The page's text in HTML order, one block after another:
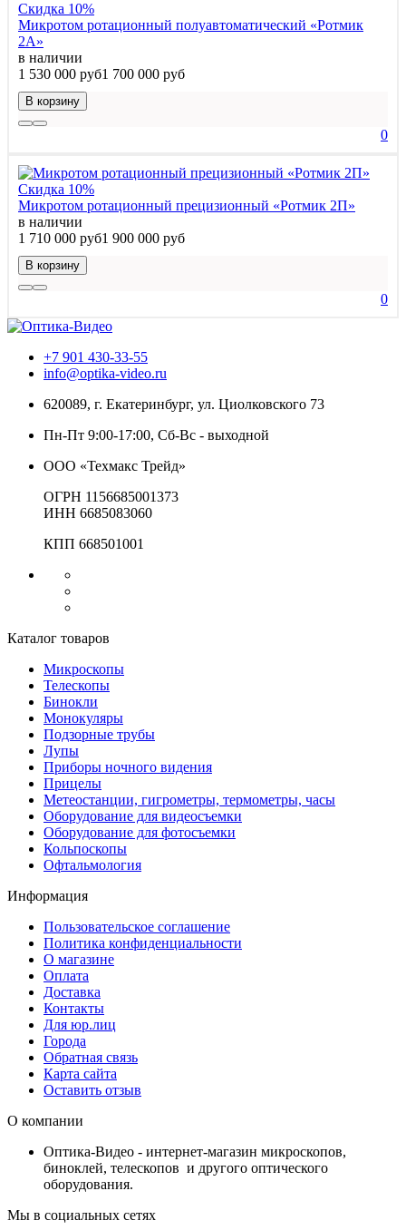
Скидка 10%
Микротом ротационный полуавтоматический «Ротмик
2А»
в наличии
1 530 000 руб1 700 000 руб
В корзину
0
Скидка 10%
Микротом ротационный прецизионный «Ротмик 2П»
в наличии
1 710 000 руб1 900 000 руб
В корзину
0
+7 901 430-33-55
info@optika-video.ru
620089, г. Екатеринбург, ул. Циолковского 73
Пн-Пт 9:00-17:00, Сб-Вс - выходной
ООО «Техмакс Трейд»
ОГРН 1156685001373
ИНН 6685083060
КПП 668501001
Каталог товаров
Микроскопы
Телескопы
Бинокли
Монокуляры
Подзорные трубы
Лупы
Приборы ночного видения
Прицелы
Метеостанции, гигрометры, термометры, часы
Оборудование для видеосъемки
Оборудование для фотосъемки
Кольпоскопы
Офтальмология
Информация
Пользовательское соглашение
Политика конфиденциальности
О магазине
Оплата
Доставка
Контакты
Для юр.лиц
Города
Обратная связь
Карта сайта
Оставить отзыв
О компании
Оптика-Видео - интернет-магазин микроскопов,
биноклей, телескопов и другого оптического
оборудования.
Мы в социальных сетях